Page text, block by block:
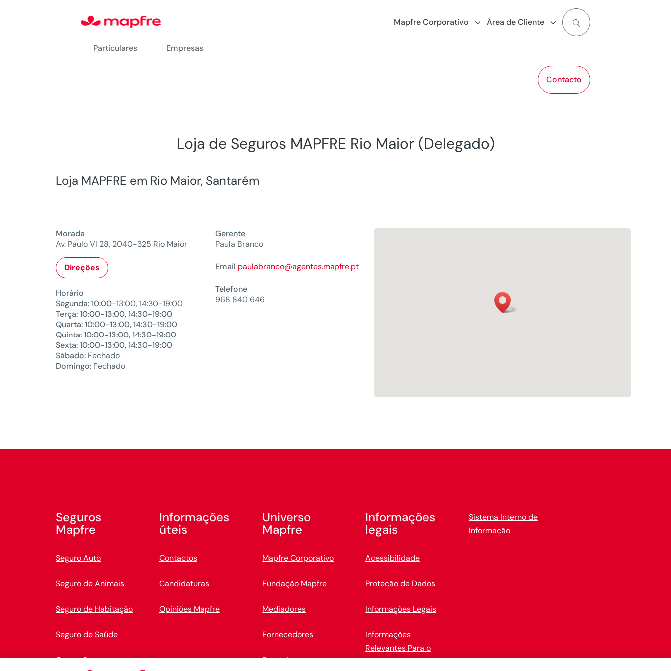
Mapfre Corporativo Área de Cliente
Contacto
Particulares Empresas
Loja de Seguros MAPFRE Rio Maior (Delegado)
Loja MAPFRE em Rio Maior, Santarém
Morada
Av. Paulo VI 28, 2040-325 Rio Maior
Direções
Horário
Segunda: 10:00-13:00, 14:30-19:00
Terça: 10:00-13:00, 14:30-19:00
Quarta: 10:00-13:00, 14:30-19:00
Quinta: 10:00-13:00, 14:30-19:00
Sexta: 10:00-13:00, 14:30-19:00
Sábado: Fechado
Domingo: Fechado
Gerente
Paula Branco
Email paulabranco@agentes.mapfre.pt
Telefone
968 840 646
Seguros
Mapfre
Seguro Auto
Seguro de Animais
Seguro de Habitação
Seguro de Saúde
Outros Seguros
Informações
úteis
Contactos
Candidaturas
Opiniões Mapfre
Universo
Mapfre
Mapfre Corporativo
Fundação Mapfre
Mediadores
Fornecedores
Parcerias
Informações
legais
Acessibilidade
Proteção de Dados
Informações Legais
Informações
Relevantes Para o
Sistema Interno de
Informação